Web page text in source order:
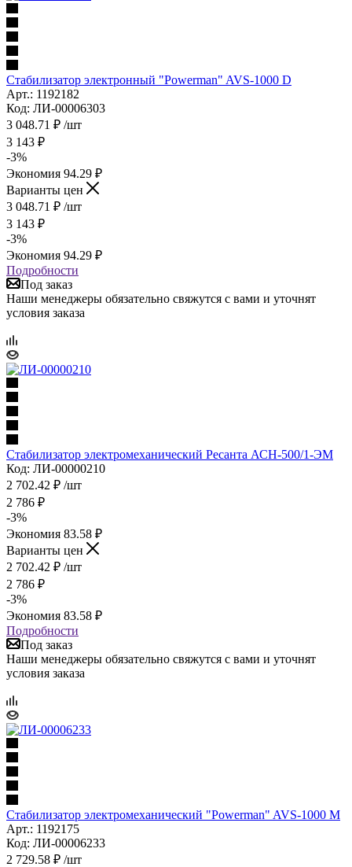
Стабилизатор электронный "Powerman" AVS-1000 D
Арт.: 1192182
Код: ЛИ-00006303
3 048.71 ₽ /шт
3 143 ₽
-3%
Экономия 94.29 ₽
Варианты цен
3 048.71 ₽ /шт
3 143 ₽
-3%
Экономия 94.29 ₽
Подробности
Под заказ
Наши менеджеры обязательно свяжутся с вами и уточнят
условия заказа
Стабилизатор электромеханический Ресанта АСН-500/1-ЭМ
Код: ЛИ-00000210
2 702.42 ₽ /шт
2 786 ₽
-3%
Экономия 83.58 ₽
Варианты цен
2 702.42 ₽ /шт
2 786 ₽
-3%
Экономия 83.58 ₽
Подробности
Под заказ
Наши менеджеры обязательно свяжутся с вами и уточнят
условия заказа
Стабилизатор электромеханический "Powerman" AVS-1000 M
Арт.: 1192175
Код: ЛИ-00006233
2 729.58 ₽ /шт